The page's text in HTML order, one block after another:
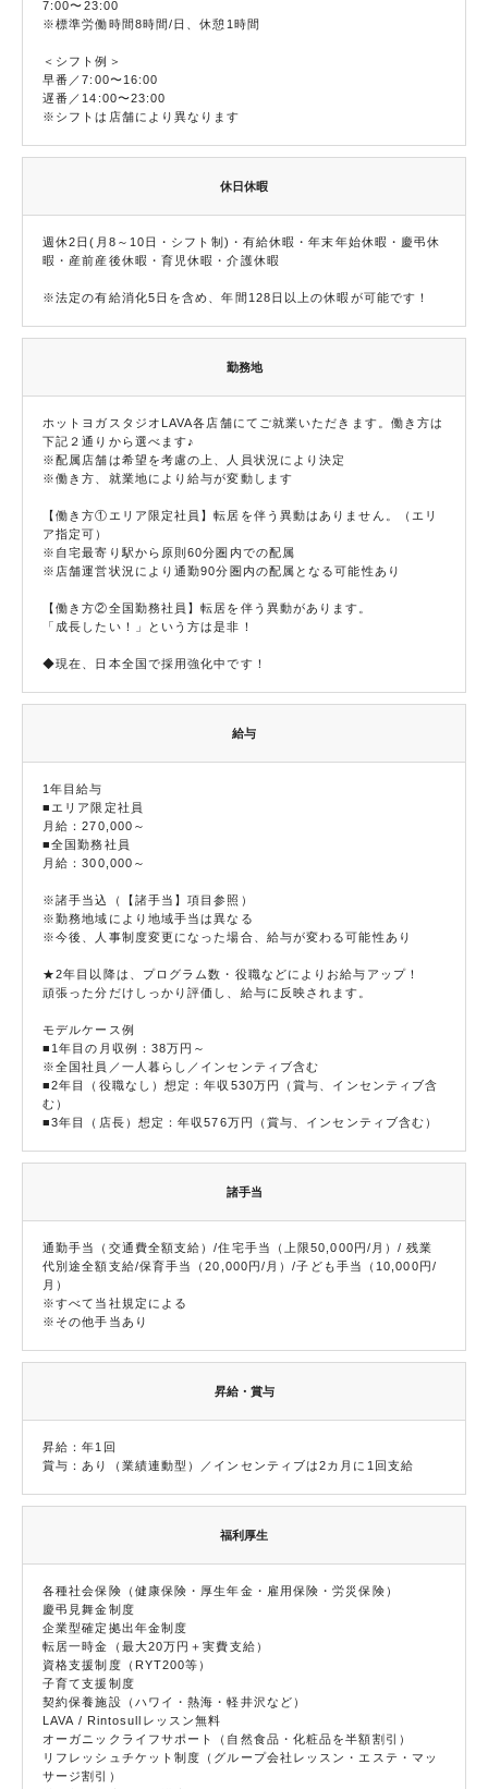
7:00〜23:00
※標準労働時間8時間/日、休憩1時間
＜シフト例＞
早番／7:00〜16:00
遅番／14:00〜23:00
※シフトは店舗により異なります
休日休暇
週休2日(月8～10日・シフト制)・有給休暇・年末年始休暇・慶弔休
暇・産前産後休暇・育児休暇・介護休暇
※法定の有給消化5日を含め、年間128日以上の休暇が可能です！
勤務地
ホットヨガスタジオLAVA各店舗にてご就業いただきます。働き方は
下記２通りから選べます♪
※配属店舗は希望を考慮の上、人員状況により決定
※働き方、就業地により給与が変動します
【働き方①エリア限定社員】転居を伴う異動はありません。（エリ
ア指定可）
※自宅最寄り駅から原則60分圏内での配属
※店舗運営状況により通勤90分圏内の配属となる可能性あり
【働き方②全国勤務社員】転居を伴う異動があります。
「成長したい！」という方は是非！
◆現在、日本全国で採用強化中です！
給与
1年目給与
■エリア限定社員
月給：270,000～
■全国勤務社員
月給：300,000～
※諸手当込（【諸手当】項目参照）
※勤務地域により地域手当は異なる
※今後、人事制度変更になった場合、給与が変わる可能性あり
★2年目以降は、プログラム数・役職などによりお給与アップ！
頑張った分だけしっかり評価し、給与に反映されます。
モデルケース例
■1年目の月収例：38万円～
※全国社員／一人暮らし／インセンティブ含む
■2年目（役職なし）想定：年収530万円（賞与、インセンティブ含
む）
■3年目（店長）想定：年収576万円（賞与、インセンティブ含む）
諸手当
通勤手当（交通費全額支給）/住宅手当（上限50,000円/月）/ 残業
代別途全額支給/保育手当（20,000円/月）/子ども手当（10,000円/
月）
※すべて当社規定による
※その他手当あり
昇給・賞与
昇給：年1回
賞与：あり（業績連動型）／インセンティブは2カ月に1回支給
福利厚生
各種社会保険（健康保険・厚生年金・雇用保険・労災保険）
慶弔見舞金制度
企業型確定拠出年金制度
転居一時金（最大20万円＋実費支給）
資格支援制度（RYT200等）
子育て支援制度
契約保養施設（ハワイ・熱海・軽井沢など）
LAVA / Rintosullレッスン無料
オーガニックライフサポート（自然食品・化粧品を半額割引）
リフレッシュチケット制度（グループ会社レッスン・エステ・マッ
サージ割引）